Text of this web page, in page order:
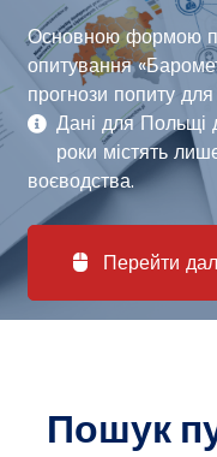
Основною формою
опитування
прогнози попиту для
Дані для Польщі
роки містять
воєводства.
Перейти
Пошук